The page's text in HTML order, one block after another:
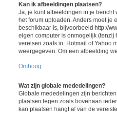
Kan ik afbeeldingen plaatsen?
Ja, je kunt afbeeldingen in je
het forum uploaden. Anders moet je
beschikbaar is, bijvoorbeeld http://
eigen computer is onmogelijk
vereisen zoals in: Hotmail of Yahoo
weergegeven. Om een afbeelding
Omhoog
Wat zijn globale mededelingen?
Globale mededelingen zijn
plaatsen tegen zoals bovenaan
kan plaatsen hangt af van de